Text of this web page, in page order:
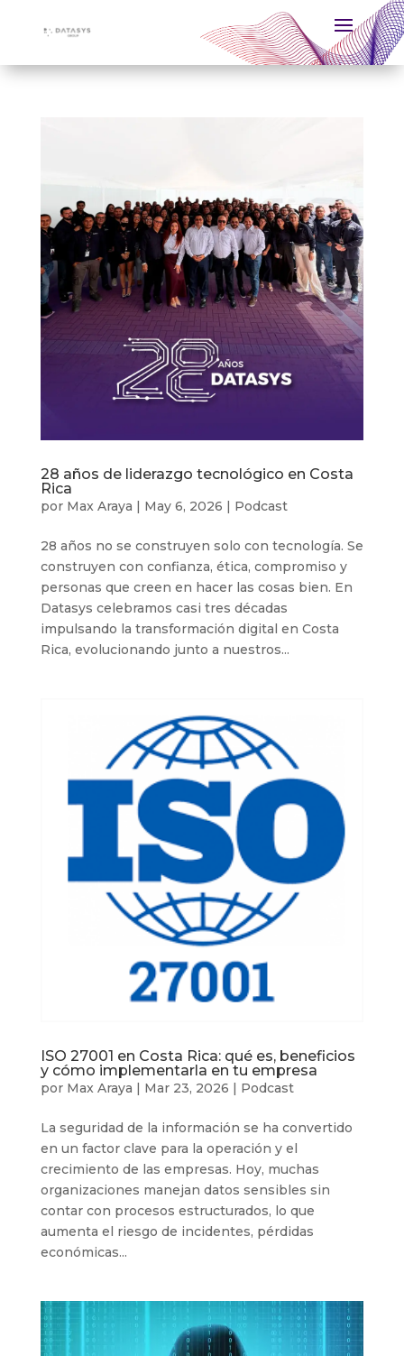
28 años de liderazgo tecnológico en Costa
Rica
por Max Araya May 6, 2026 Podcast
28 años no se construyen solo con tecnología. Se
construyen con confianza, ética, compromiso y
personas que creen en hacer las cosas bien. En
Datasys celebramos casi tres décadas
impulsando la transformación digital en Costa
Rica, evolucionando junto a nuestros...
ISO 27001 en Costa Rica: qué es, beneficios
y cómo implementarla en tu empresa
por Max Araya | Mar 23, 2026 | Podcast
La seguridad de la información se ha convertido
en un factor clave para la operación y el
crecimiento de las empresas. Hoy, muchas
organizaciones manejan datos sensibles sin
contar con procesos estructurados, lo que
aumenta el riesgo de incidentes, pérdidas
económicas...